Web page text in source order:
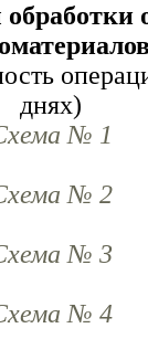
днях)
№ 1
№ 2
№ 3
№ 4